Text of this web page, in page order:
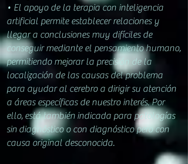
• El apoyo de la terapia con inteligencia
artificial permite establecer relaciones y
llegar a conclusiones muy difíciles de
conseguir mediante el pensamiento humano,
permitiendo mejorar la precisión de la
localización de las causas del problema
para ayudar al cerebro a dirigir su atención
a áreas específicas de nuestro interés. Por
ello, está también indicada para patologías
sin diagnóstico o con diagnóstico pero con
causa original desconocida.